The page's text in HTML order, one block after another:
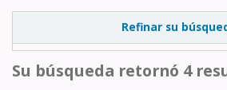
Refinar su
Su búsqueda retornó 4